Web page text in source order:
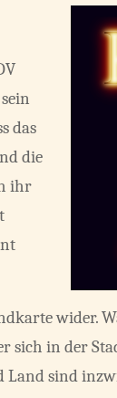
das
die
ihr
wider.
sich in der
Land sind